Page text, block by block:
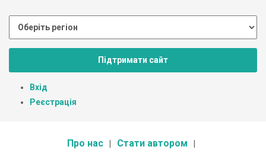
Підтримати сайт
Вхід
Реєстрація
Про нас Стати автором